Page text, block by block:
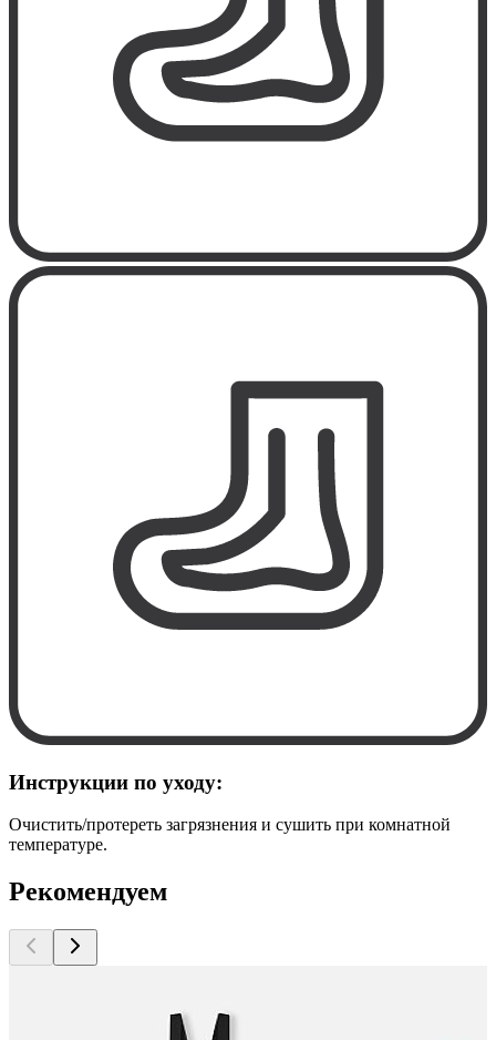
Инструкции по уходу:
Очистить/протереть загрязнения и сушить при комнатной
температуре.
Рекомендуем